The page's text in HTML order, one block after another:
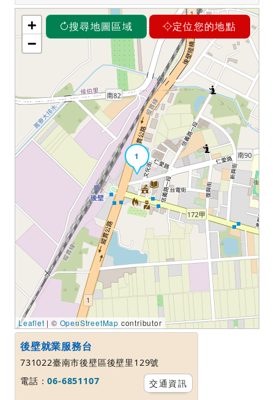
搜尋地圖區域 定位您的地點
1
+
−
Leaflet | © OpenStreetMap contributor
後壁就業服務台
731022臺南市後壁區後壁里129號
電話：06-6851107 交通資訊